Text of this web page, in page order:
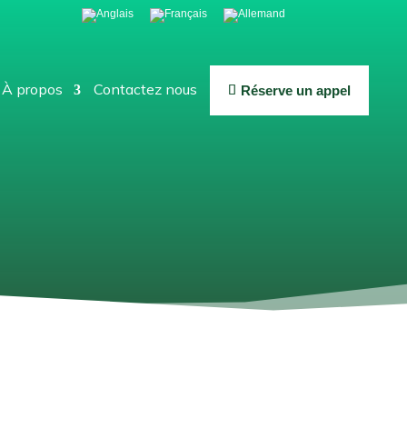
À propos Contactez nous Réserve un appel